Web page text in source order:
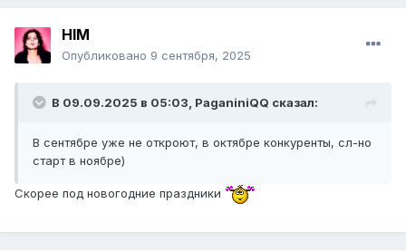
HIM
Опубликовано 9 сентября, 2025
В 09.09.2025 в 05:03, PaganiniQQ сказал:
В сентябре уже не откроют, в октябре конкуренты, сл-но
старт в ноябре)
Скорее под новогодние праздники